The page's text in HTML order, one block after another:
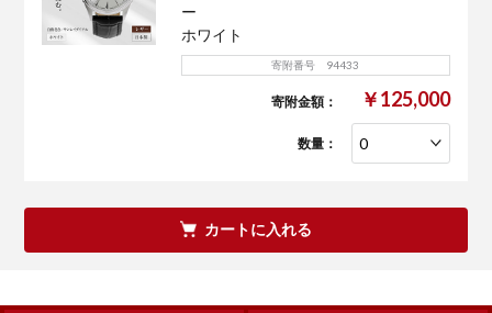
ー
ホワイト
寄附番号 94433
寄附金額： ￥125,000
数量：
カートに入れる